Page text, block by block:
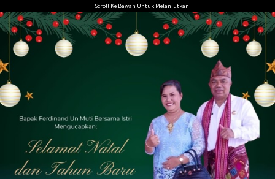
ke
konten
Scroll Ke Bawah Untuk Melanjutkan